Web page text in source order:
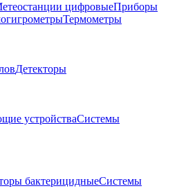
цифровыеПриборы
Термометры
Детекторы
устройстваСистемы
бактерицидныеСистемы